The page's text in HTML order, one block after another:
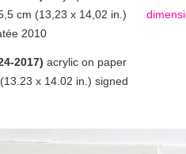
cm (13,23 x 14,02 in.)
2010
2017) acrylic on paper
x 14.02 in.) signed